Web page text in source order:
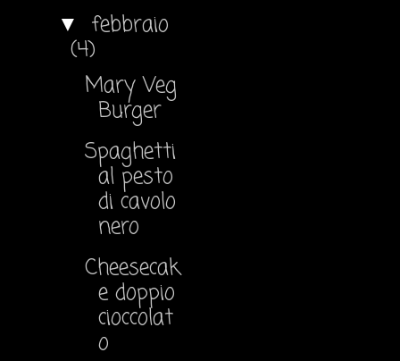
▼ febbraio
(4)
Mary Veg
Burger
Spaghetti
al pesto
di cavolo
nero
Cheesecak
e doppio
cioccolat
o